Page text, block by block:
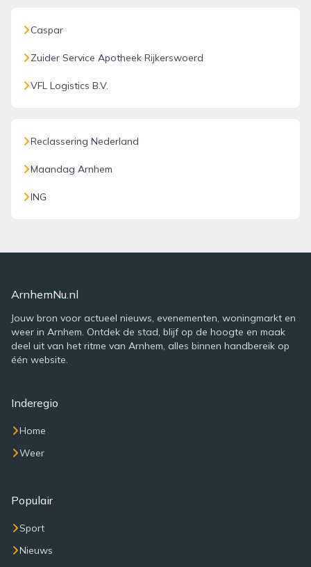
Caspar
Zuider Service Apotheek Rijkerswoerd
VFL Logistics B.V.
Reclassering Nederland
Maandag Arnhem
ING
ArnhemNu.nl
Jouw bron voor actueel nieuws, evenementen, woningmarkt en
weer in Arnhem. Ontdek de stad, blijf op de hoogte en maak
deel uit van het ritme van Arnhem, alles binnen handbereik op
één website.
Inderegio
Home
Weer
Populair
Sport
Nieuws